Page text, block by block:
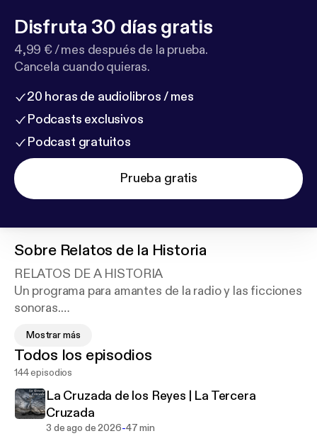
Disfruta 30 días gratis
4,99 € / mes después de la prueba.
Cancela cuando quieras.
20 horas de audiolibros / mes
Podcasts exclusivos
Podcast gratuitos
Prueba gratis
Sobre Relatos de la Historia
RELATOS DE A HISTORIA
Un programa para amantes de la radio y las ficciones
sonoras.
vidas con risas, lloros, alegrías, disgustos y
asesinatos varios. Este programa muestra algunas
de aquellas vidas y, además, trata cómo era el
mundo que los rodeaba, sin importar el país o la
época.
Mostrar más
Todos los episodios
144 episodios
La Cruzada de los Reyes | La Tercera
Cruzada
3 de ago de 2026-47 min